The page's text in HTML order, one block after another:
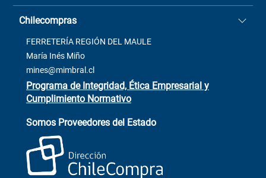
Términos y condiciones
Contacto
Venta Terreno
Trabaja con Nosotros
+(73) 256
ChileCompras
Casa Matriz: Avenida Chorrillos
2137 San Javier, Fono (73)
Chilecompras
FERRETERÍA REGIÓN DEL MAULE
María Inés Miño
mines@mimbral.cl
Programa de Integridad, Ética Empresarial y
Cumplimiento Normativo
Somos Proveedores del Estado